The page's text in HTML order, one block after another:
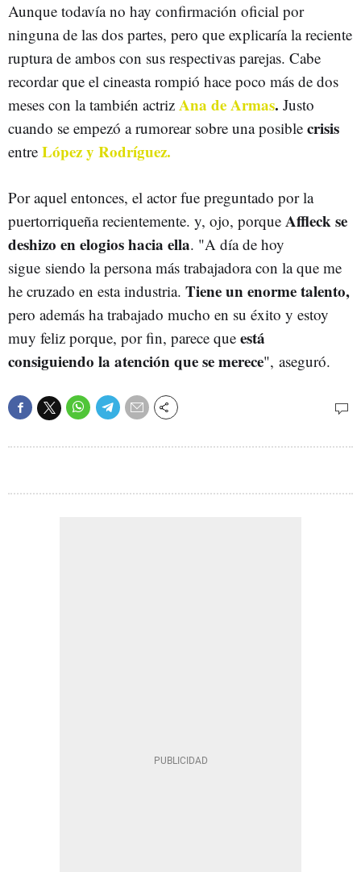
Aunque todavía no hay confirmación oficial por
ninguna de las dos partes, pero que explicaría la reciente
ruptura de ambos con sus respectivas parejas. Cabe
recordar que el cineasta rompió hace poco más de dos
meses con la también actriz Ana de Armas. Justo
cuando se empezó a rumorear sobre una posible crisis
entre López y Rodríguez.
Por aquel entonces, el actor fue preguntado por la
puertorriqueña recientemente. y, ojo, porque Affleck se
deshizo en elogios hacia ella. "A día de hoy
sigue siendo la persona más trabajadora con la que me
he cruzado en esta industria. Tiene un enorme talento,
pero además ha trabajado mucho en su éxito y estoy
muy feliz porque, por fin, parece que está
consiguiendo la atención que se merece", aseguró.